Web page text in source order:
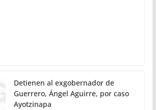
Detienen al exgobernador de
Guerrero, Ángel Aguirre, por caso
Ayotzinapa